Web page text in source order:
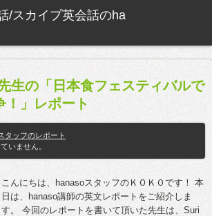
生の「日本食フェスティバルで
！」レポート
タッフのレポート
いません。
こんにちは、hanasoスタッフのＫＯＫＯです！ 本
日は、hanaso講師の英文レポートをご紹介しま
す。 今回のレポートを書いて頂いた先生は、Suri